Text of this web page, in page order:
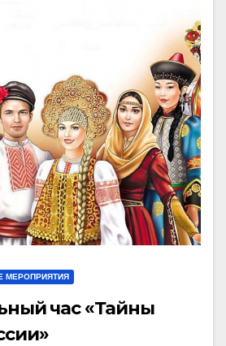
МЕРОПРИЯТИЯ
час «Тайны